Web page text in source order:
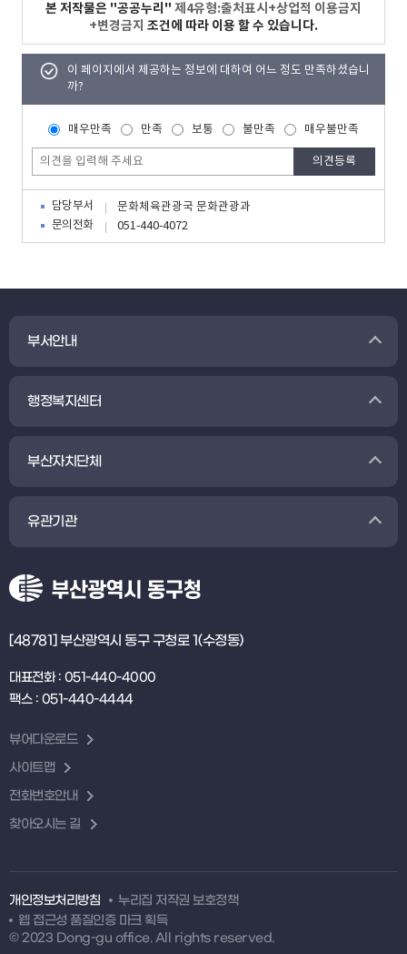
본 저작물은 "공공누리" 제4유형:출처표시+상업적 이용금지
+변경금지 조건에 따라 이용 할 수 있습니다.
이 페이지에서 제공하는 정보에 대하여 어느 정도 만족하셨습니
까?
매우만족 만족 보통 불만족 매우불만족
담당부서
문화체육관광국 문화관광과
문의전화
051-440-4072
부서안내
행정복지센터
부산자치단체
유관기관
[48781] 부산광역시 동구 구청로 1(수정동)
대표전화 : 051-440-4000
팩스 : 051-440-4444
뷰어다운로드
사이트맵
전화번호안내
찾아오시는 길
개인정보처리방침
누리집 저작권 보호정책
웹 접근성 품질인증 마크 획득
© 2023 Dong-gu office. All rights reserved.